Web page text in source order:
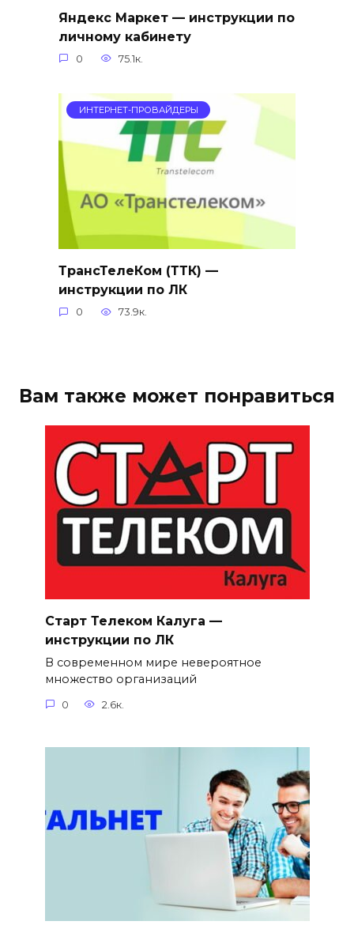
Яндекс Маркет — инструкции по
личному кабинету
0 75.1к.
ИНТЕРНЕТ-ПРОВАЙДЕРЫ
ТрансТелеКом (ТТК) —
инструкции по ЛК
0 73.9к.
Вам также может понравиться
Старт Телеком Калуга —
инструкции по ЛК
В современном мире невероятное
множество организаций
0 2.6к.